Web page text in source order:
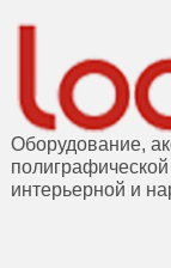
Оборудование,
интерьерной и